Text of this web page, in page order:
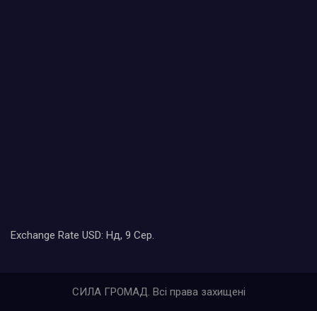
Exchange Rate USD: Нд, 9 Сер.
СИЛА ГРОМАД. Всі права захищені